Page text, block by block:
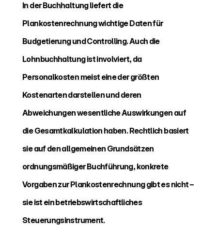
In der Buchhaltung liefert die
Plankostenrechnung wichtige Daten für
Budgetierung und Controlling. Auch die
Lohnbuchhaltung ist involviert, da
Personalkosten meist eine der größten
Kostenarten darstellen und deren
Abweichungen wesentliche Auswirkungen auf
die Gesamtkalkulation haben. Rechtlich basiert
sie auf den allgemeinen Grundsätzen
ordnungsmäßiger Buchführung, konkrete
Vorgaben zur Plankostenrechnung gibt es nicht –
sie ist ein betriebswirtschaftliches
Steuerungsinstrument.